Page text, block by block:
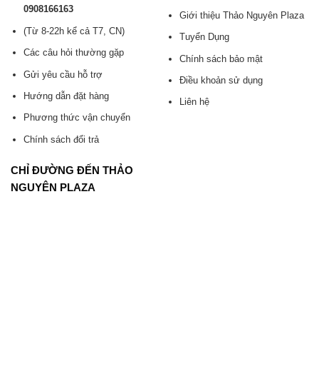
0908166163
(Từ 8-22h kể cả T7, CN)
Các câu hỏi thường gặp
Gửi yêu cầu hỗ trợ
Hướng dẫn đặt hàng
Phương thức vận chuyển
Chính sách đổi trả
Giới thiệu Thảo Nguyên Plaza
Tuyển Dụng
Chính sách bảo mật
Điều khoản sử dụng
Liên hệ
CHỈ ĐƯỜNG ĐẾN THẢO
NGUYÊN PLAZA